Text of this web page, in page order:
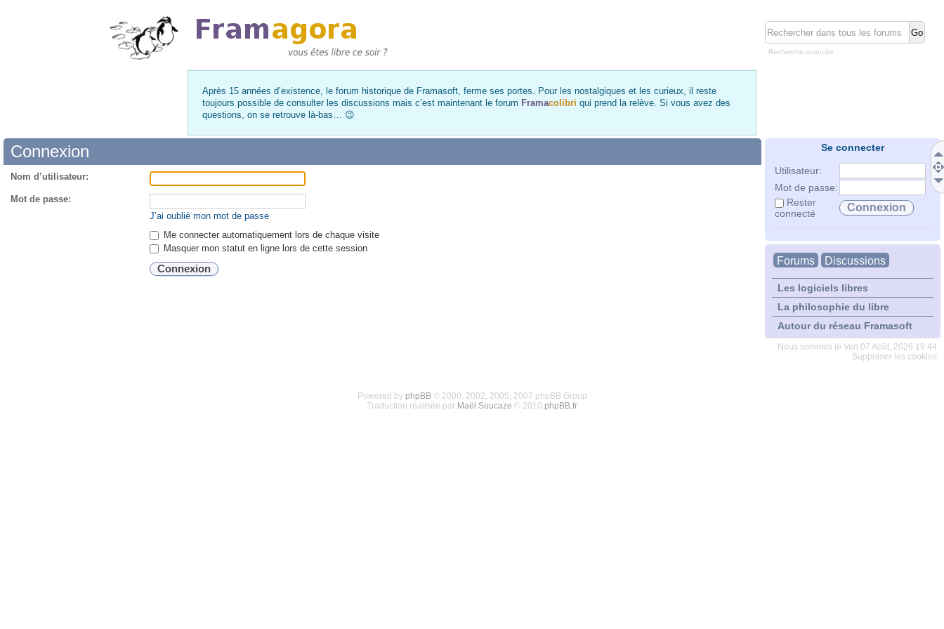
Recherche avancée
Après 15 années d’existence, le forum historique de Framasoft, ferme ses portes. Pour les nostalgiques et les curieux, il reste
toujours possible de consulter les discussions mais c’est maintenant le forum Framacolibri qui prend la relève. Si vous avez des
questions, on se retrouve là-bas… 😉
Se connecter
Utilisateur:
Mot de passe:
Rester
connecté
Forums Discussions
Les logiciels libres
La philosophie du libre
Autour du réseau Framasoft
Nous sommes le Ven 07 Août, 2026 19:44
Supprimer les cookies
Connexion
Nom d’utilisateur:
Mot de passe:
J’ai oublié mon mot de passe
Me connecter automatiquement lors de chaque visite
Masquer mon statut en ligne lors de cette session
Powered by phpBB© 2000, 2002, 2005, 2007 phpBB Group
Traduction réalisée par Maël Soucaze © 2010 phpBB.fr